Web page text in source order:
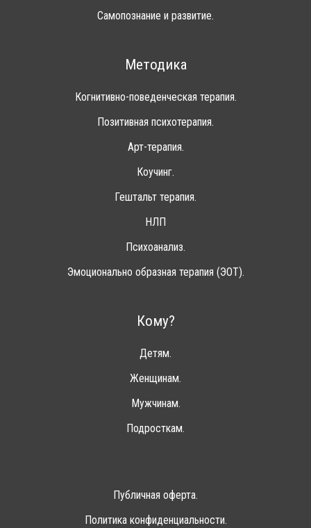
Самопознание и развитие.
Методика
Когнитивно-поведенческая терапия.
Позитивная психотерапия.
Арт-терапия.
Коучинг.
Гештальт терапия.
НЛП
Психоанализ.
Эмоционально образная терапия (ЭОТ).
Кому?
Детям.
Женщинам.
Мужчинам.
Подросткам.
Публичная оферта.
Политика конфиденциальности.